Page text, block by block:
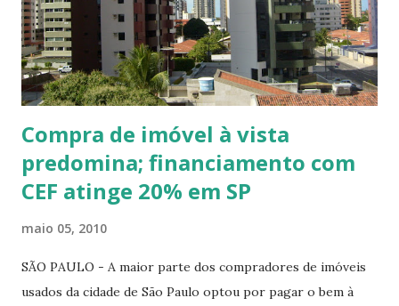
é obrigatório fazer um curso técnico conhecido como TTI
ou, melhor ainda, cursar uma faculdade de Gestão de
Negócios Imobiliários e passar por estágio. Só depois
disso se consegue o registro profissional, que é
indispensável ...
Compra de imóvel à vista
predomina; financiamento com
CEF atinge 20% em SP
maio 05, 2010
SÃO PAULO - A maior parte dos compradores de imóveis
usados da cidade de São Paulo optou por pagar o bem à